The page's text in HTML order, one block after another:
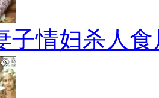
子情妇杀人食